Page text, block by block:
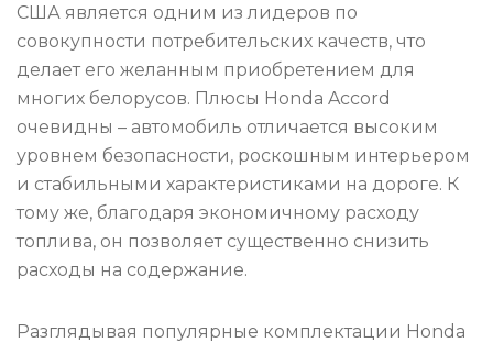
США является одним из лидеров по
совокупности потребительских качеств, что
делает его желанным приобретением для
многих белорусов. Плюсы Honda Accord
очевидны – автомобиль отличается высоким
уровнем безопасности, роскошным интерьером
и стабильными характеристиками на дороге. К
тому же, благодаря экономичному расходу
топлива, он позволяет существенно снизить
расходы на содержание.
Разглядывая популярные комплектации Honda